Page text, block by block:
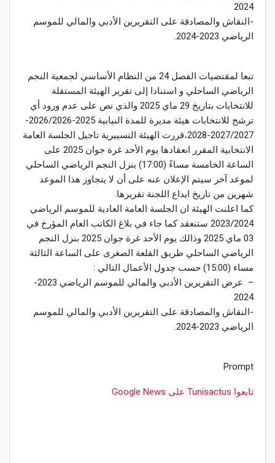
2024
-النقاش والمصادقة على التقريرين الأدبي والمالي للموسم
الرياضي 2023-2024.
تبعا لمقتضيات الفصل 24 من النظام الأساسي لجمعية النجم
الرياضي الساحلي و استنادا إلى تقرير الهيئة المستقلة
للانتخابات بتاريخ 29 ماي 2025 والذي نص على عدم ورود أي
ترشح للانتخابات هيئة مديرة للمدة النيابية 2025-2026/2026-
2027/2027-2028،قررت الهيئة التسييرية تاجيل الجلسة العامة
الانتخابية المقرر انعقادها يوم الأحد غرة جوان 2025 على
الساعة الخامسة مساءً (17:00) بنزل النجم الرياضي الساحلي
لموعد آخر سيتم الإعلان عنه على أن لا يتجاوز هذا الموعد
شهرين من تاريخ ايداع اللجنة تقريرها.
كما اعلنت الهيئة ان الجلسة العامة العادية للموسم الرياضي
2023/2024 ستنعقد كما جاء في بلاغ الكاتب العام المؤرخ في
03 ماي 2025 وذالك يوم الأحد غرة جوان 2025 بنزل النجم
الرياضي الساحلي طريق القلعة الصغرى على الساعة الثالثة
مساء (15:00) حسب جدول الأعمال التالي :
– عرض التقريرين الأدبي والمالي للموسم الرياضي 2023-
2024
-النقاش والمصادقة على التقريرين الأدبي والمالي للموسم
الرياضي 2023-2024.
Prompt
تابعوا Tunisactus على Google News